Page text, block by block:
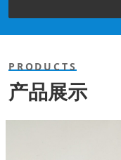
PRODUCTS
产品展示